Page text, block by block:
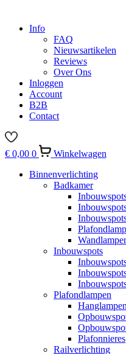
Info
FAQ
Nieuwsartikelen
Reviews
Over Ons
Inloggen
Account
B2B
Contact
€ 0,00 0
Winkelwagen
Binnenverlichting
Badkamer
Inbouwspots
Plafondlampen
Hanglampen
Plafonnieres
Railverlichting